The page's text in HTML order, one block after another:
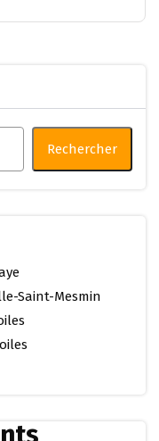
Rechercher
Saint-Mesmin